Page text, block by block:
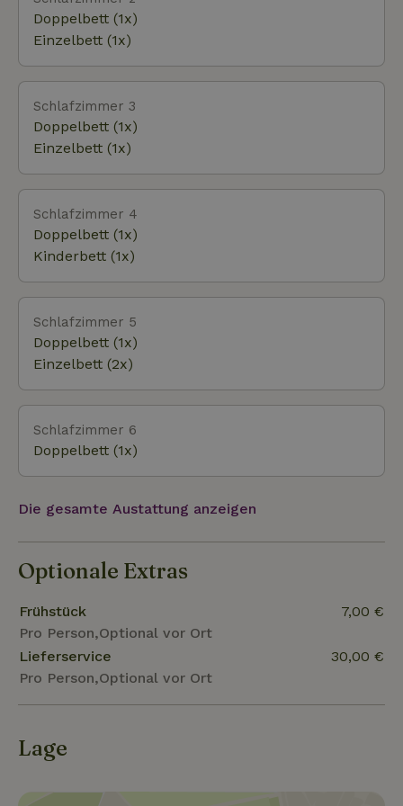
Doppelbett (1x)
Einzelbett (1x)
Schlafzimmer 3
Doppelbett (1x)
Einzelbett (1x)
Schlafzimmer 4
Doppelbett (1x)
Kinderbett (1x)
Schlafzimmer 5
Doppelbett (1x)
Einzelbett (2x)
Schlafzimmer 6
Doppelbett (1x)
Die gesamte Austattung anzeigen
Optionale Extras
Frühstück
Pro Person,Optional vor Ort
7,00 €
Lieferservice
Pro Person,Optional vor Ort
30,00 €
Lage